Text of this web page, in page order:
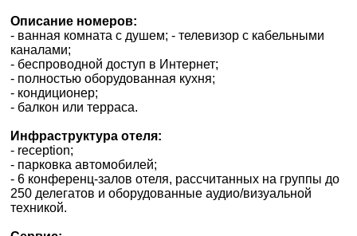
Описание номеров:
- ванная комната с душем; - телевизор с кабельными
каналами;
- беспроводной доступ в Интернет;
- полностью оборудованная кухня;
- кондиционер;
- балкон или терраса.
Инфраструктура отеля:
- reception;
- парковка автомобилей;
- 6 конференц-залов отеля, рассчитанных на группы до
250 делегатов и оборудованные аудио/визуальной
техникой.